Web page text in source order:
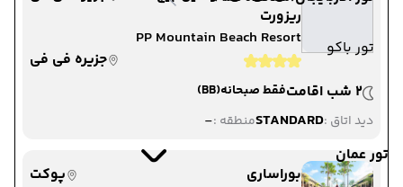
تور باکو
تور عمان
ریزورت
PP Mountain Beach Resort
جزیره فی فی
2 شب اقامت
فقط صبحانه(BB)
دید اتاق :STANDARDمنطقه :-
بوراساری
پوکت